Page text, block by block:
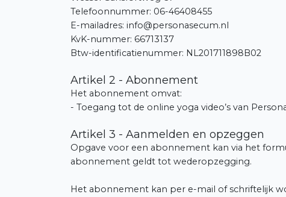
Telefoonnummer: 06-46408455
E-mailadres: info@personasecum.nl
KvK-nummer: 66713137
Btw-identificatienummer: NL201711898B02
Artikel 2 - Abonnement
Het abonnement omvat:
- Toegang tot de online yoga video’s van
Artikel 3 - Aanmelden en opzeggen
Opgave voor een abonnement kan via het
abonnement geldt tot wederopzegging.
Het abonnement kan per e-mail of schriftelijk